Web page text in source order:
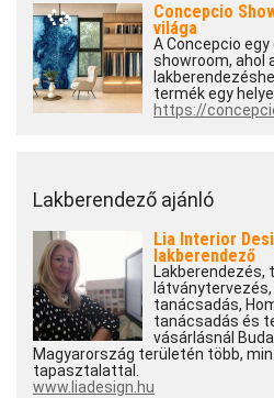
Concepcio
világa
A Concepcio
showroom, ahol
termék egy
https://
Lakberendező ajánló
Lia Interior
lakberendező
Lakberendezés,
tanácsadás,
tanácsadás és
vásárlásnál
Magyarország területén több,
tapasztalattal.
www.liadesign.hu